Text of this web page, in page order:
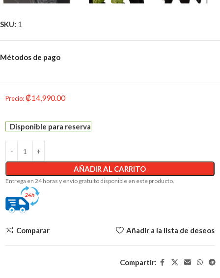
SKU: 1
Métodos de pago
Precio:₡14,990.00
Disponible para reserva
AÑADIR AL CARRITO
Entrega en 24 horas y envío gratuito disponible en este producto.
Comparar Añadir a la lista de deseos
Compartir: